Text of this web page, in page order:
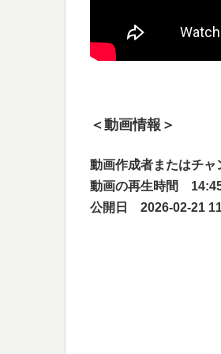
＜動画情報＞
動画作成者またはチ
動画の再生時間
公開日 2026-02-21